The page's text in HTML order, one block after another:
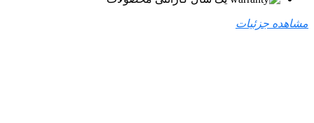
مشاهده جزئیات